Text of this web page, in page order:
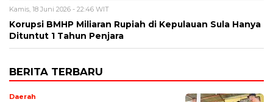
Kamis, 18 Juni 2026 - 22:46 WIT
Korupsi BMHP Miliaran Rupiah di Kepulauan Sula Hanya
Dituntut 1 Tahun Penjara
BERITA TERBARU
Daerah